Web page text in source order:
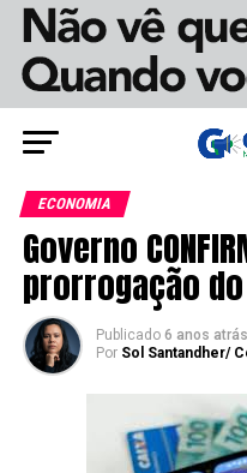
ECONOMIA
Governo
prorrogação
Publicado 6 anos atrás
Por Sol Santandher/